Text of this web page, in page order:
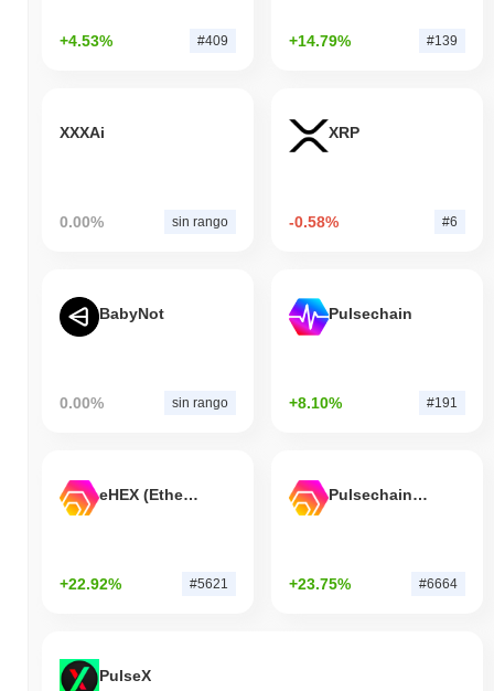
+4.53% #409 +14.79% #139
XXXAi
0.00% sin rango
XRP
-0.58% #6
BabyNot
0.00% sin rango
Pulsechain
+8.10% #191
eHEX (Ethereum)
+22.92% #5621
Pulsechain Bridged HEX (Pulsechain)
+23.75% #6664
PulseX